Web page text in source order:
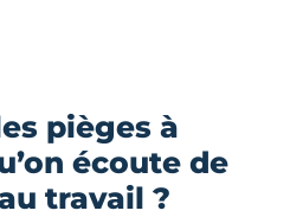
pièges à
écoute de
travail ?